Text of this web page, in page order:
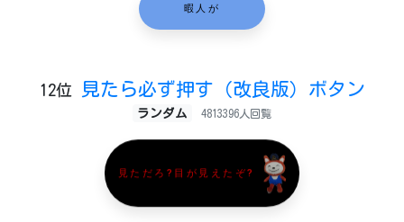
暇人が
12位 見たら必ず押す（改良版）ボタン
ランダム 4813396人回覧
見ただろ?目が見えたぞ?